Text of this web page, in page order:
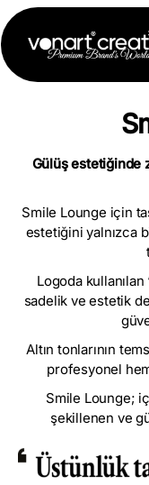
Gülüş estetiğinde
Smile Lounge için
estetiğini yalnızca
Logoda
sadelik ve estetik
Altın tonlarının
profesyonel
Smile Lounge;
şekillenen ve